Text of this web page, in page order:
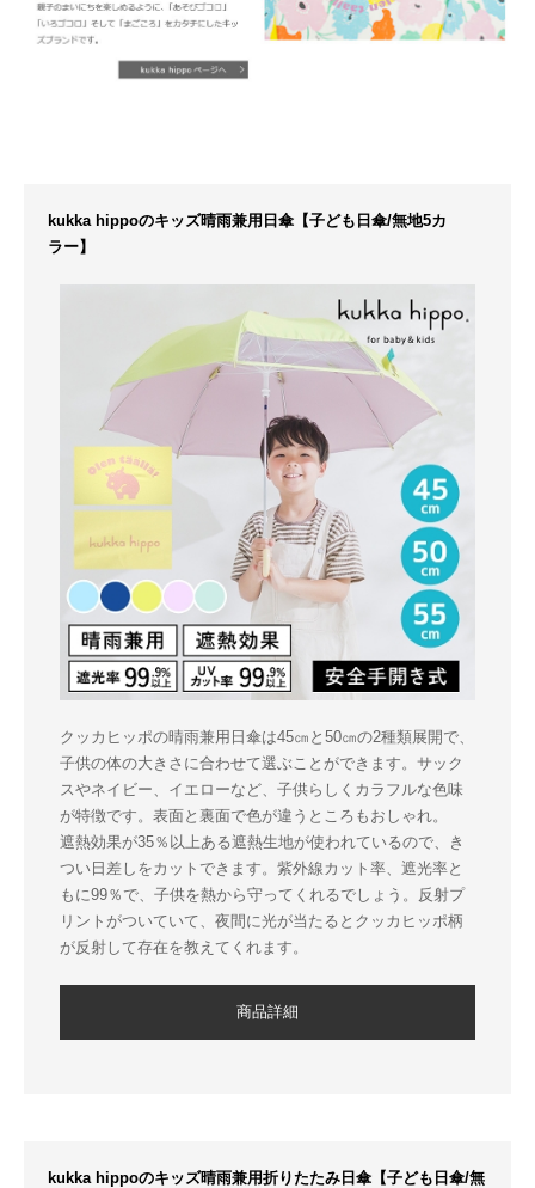
kukka hippoのキッズ晴雨兼用日傘【子ども日傘/無地5カ
ラー】
クッカヒッポの晴雨兼用日傘は45㎝と50㎝の2種類展開で、
子供の体の大きさに合わせて選ぶことができます。サック
スやネイビー、イエローなど、子供らしくカラフルな色味
が特徴です。表面と裏面で色が違うところもおしゃれ。
遮熱効果が35％以上ある遮熱生地が使われているので、き
つい日差しをカットできます。紫外線カット率、遮光率と
もに99％で、子供を熱から守ってくれるでしょう。反射プ
リントがついていて、夜間に光が当たるとクッカヒッポ柄
が反射して存在を教えてくれます。
商品詳細
kukka hippoのキッズ晴雨兼用折りたたみ日傘【子ども日傘/無